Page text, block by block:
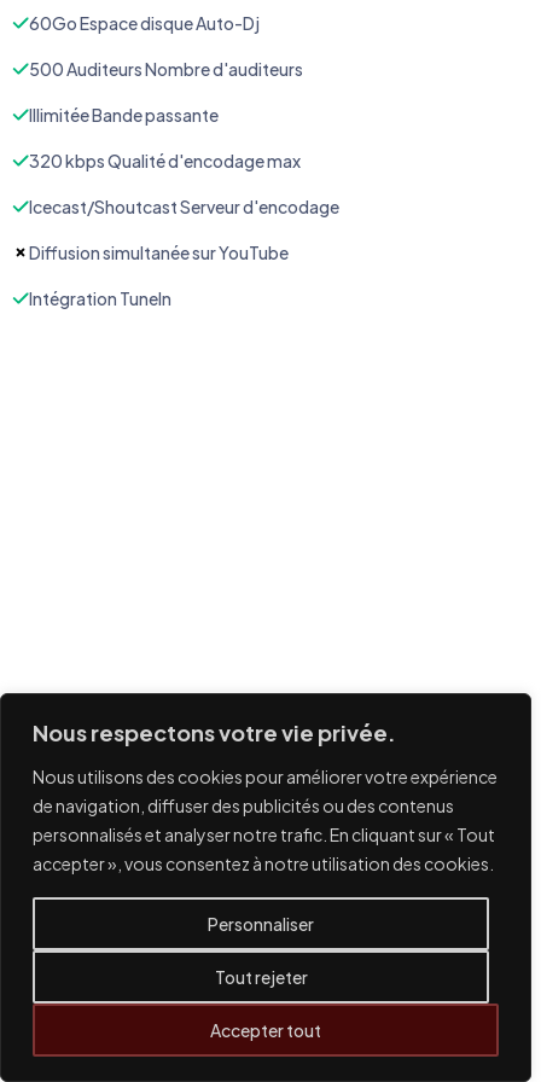
Nous respectons votre vie privée.
Nous utilisons des cookies pour améliorer votre expérience
de navigation, diffuser des publicités ou des contenus
personnalisés et analyser notre trafic. En cliquant sur « Tout
accepter », vous consentez à notre utilisation des cookies.
Personnaliser
Tout rejeter
Accepter tout
60Go Espace disque Auto-Dj
500 Auditeurs Nombre d'auditeurs
Illimitée Bande passante
320 kbps Qualité d'encodage max
Icecast/Shoutcast Serveur d'encodage
Diffusion simultanée sur YouTube
Intégration TuneIn